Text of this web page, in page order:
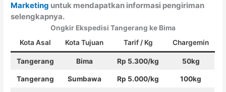
Marketing untuk mendapatkan informasi pengiriman
selengkapnya.
Ongkir Ekspedisi Tangerang ke Bima
Kota Asal
Kota Tujuan Tarif / Kg Chargemin
Tangerang Bima Rp 5.300/kg 50kg
Tangerang Sumbawa Rp 5.000/kg 100kg